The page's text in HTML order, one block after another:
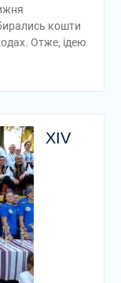
кошти
Отже, ідею
XIV